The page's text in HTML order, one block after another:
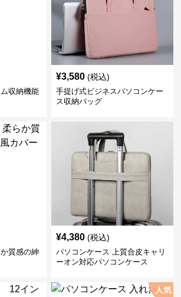
収納機能
¥3,580 (税込)
手提げ式ビジネスパソコンケー
ス収納バッグ
質感の紳
¥4,380 (税込)
パソコンケース 上質合皮キャリ
ーオン対応パソコンケース
人気